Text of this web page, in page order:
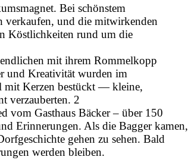
Bei schönstem
verkaufen, und die mitwirkenden
Köstlichkeiten rund um die
mit ihrem Rommelkopp­
und Kreativität wurden im
mit Kerzen bestückt — kleine,
verzauberten. 2
vom Gasthaus Bäcker – über 150
Erinnerungen. Als die Bagger kamen,
gehen zu sehen. Bald
werden bleiben.